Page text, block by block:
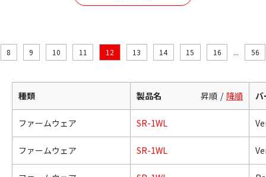
8 9 10 11 12 13 14 15 16 ... 56
種類 製品名 昇順 降順
ファームウェア SR-1WL
ファームウェア SR-1WL